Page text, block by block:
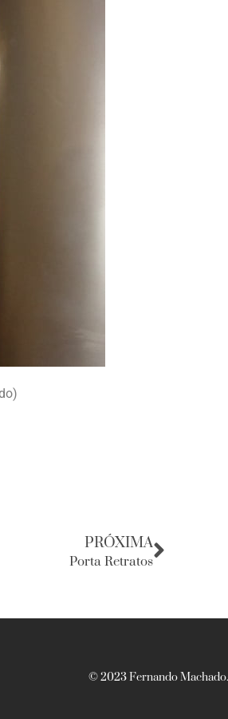
PRÓXIMA
Porta Retratos
© 2023 Fernando